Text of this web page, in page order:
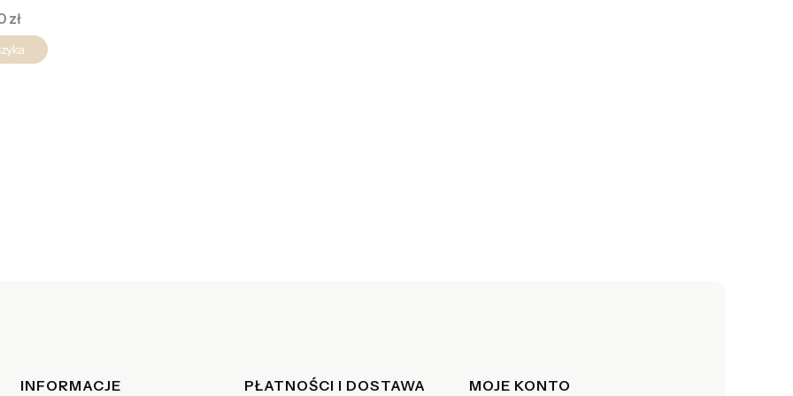
zł
Linki w stopce
INFORMACJE PŁATNOŚCI I DOSTAWA MOJE KONTO